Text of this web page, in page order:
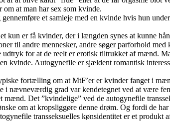
at man har sex som kvinde.
et samleje med en kvinde hvis hun
er få kvinder, der i længden synes at kunne
til andre mennesker, andre søger parforhold med
for at de reelt er erotisk tiltrukket af mænd.
kvinde. Autogynefile er sjældent romantisk
fortælling om at MtF’er er kvinder fanget i
nævneværdig grad var kendetegnet ved at være
Det ”kvindelige” ved de autogynefile
om at kropsliggøre denne drøm. Og fordi de
transseksuelles kønsidentitet er et produkt